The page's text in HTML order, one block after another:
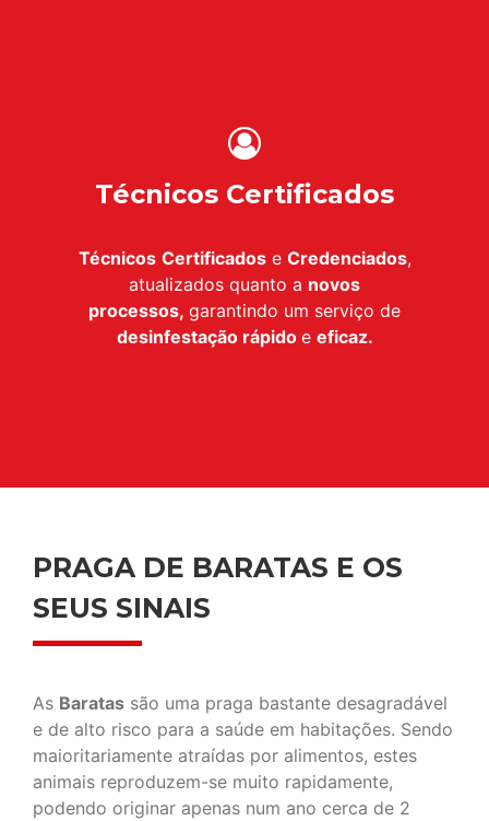
Técnicos Certificados
Técnicos Certificadose Credenciados,
atualizados quanto a novos
processos, garantindo um serviço de
desinfestaçãorápido e eficaz.
PRAGA DE BARATAS E OS
SEUS SINAIS
As Baratas são uma praga bastante desagradável
e de alto risco para a saúde em habitações. Sendo
maioritariamente atraídas por alimentos, estes
animais reproduzem-se muito rapidamente,
podendo originar apenas num ano cerca de 2